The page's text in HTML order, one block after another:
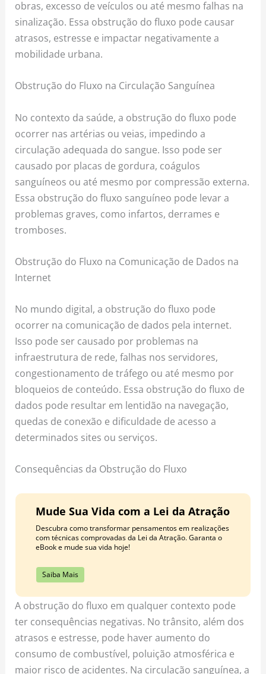
obras, excesso de veículos ou até mesmo falhas na
sinalização. Essa obstrução do fluxo pode causar
atrasos, estresse e impactar negativamente a
mobilidade urbana.
Obstrução do Fluxo na Circulação Sanguínea
No contexto da saúde, a obstrução do fluxo pode
ocorrer nas artérias ou veias, impedindo a
circulação adequada do sangue. Isso pode ser
causado por placas de gordura, coágulos
sanguíneos ou até mesmo por compressão externa.
Essa obstrução do fluxo sanguíneo pode levar a
problemas graves, como infartos, derrames e
tromboses.
Obstrução do Fluxo na Comunicação de Dados na
Internet
No mundo digital, a obstrução do fluxo pode
ocorrer na comunicação de dados pela internet.
Isso pode ser causado por problemas na
infraestrutura de rede, falhas nos servidores,
congestionamento de tráfego ou até mesmo por
bloqueios de conteúdo. Essa obstrução do fluxo de
dados pode resultar em lentidão na navegação,
quedas de conexão e dificuldade de acesso a
determinados sites ou serviços.
Consequências da Obstrução do Fluxo
Mude Sua Vida com a Lei da Atração
Descubra como transformar pensamentos em realizações
com técnicas comprovadas da Lei da Atração. Garanta o
eBook e mude sua vida hoje!
Saiba Mais
A obstrução do fluxo em qualquer contexto pode
ter consequências negativas. No trânsito, além dos
atrasos e estresse, pode haver aumento do
consumo de combustível, poluição atmosférica e
maior risco de acidentes. Na circulação sanguínea, a